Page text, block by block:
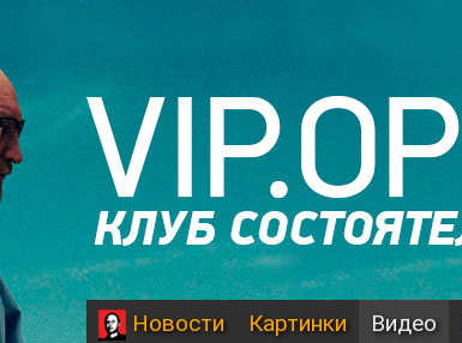
Новости Картинки Видео